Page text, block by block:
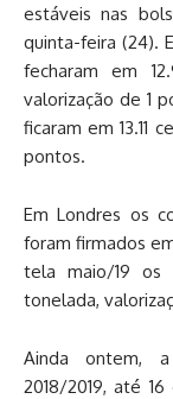
estáveis nas
quinta-feira (24).
fecharam em
valorização de 1
ficaram em 13.11
pontos.
Em Londres os
foram firmados
tela maio/19 os
tonelada,
Ainda ontem,
2018/2019, até